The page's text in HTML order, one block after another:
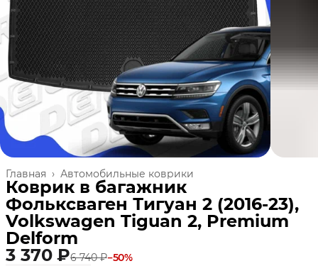
Автомобильные коврики
Главная ›
Коврик в багажник
Фольксваген Тигуан 2 (2016-23),
Volkswagen Tiguan 2, Premium
Delform
3 370 ₽6 740 ₽−50%